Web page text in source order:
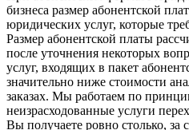
бизнеса размер абонентской
юридических услуг, которые
Размер абонентской платы
после уточнения некоторых
услуг, входящих в пакет
значительно ниже стоимости
заказах. Мы работаем по
неизрасходованные услуги
Вы получаете ровно столько, за